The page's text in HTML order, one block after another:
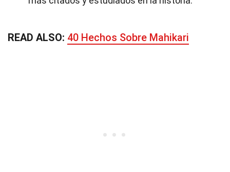
READ ALSO: 40 Hechos Sobre Mahikari